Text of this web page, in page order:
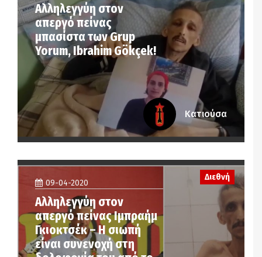
Αλληλεγγύη στον
απεργό πείνας
μπασίστα των Grup
Yorum, Ibrahim Gökçek!
Κατιούσα
09-04-2020
Αλληλεγγύη στον
απεργό πείνας Ιμπραήμ
Γκιοκτσέκ – Η σιωπή
είναι συνενοχή στη
Διεθνή